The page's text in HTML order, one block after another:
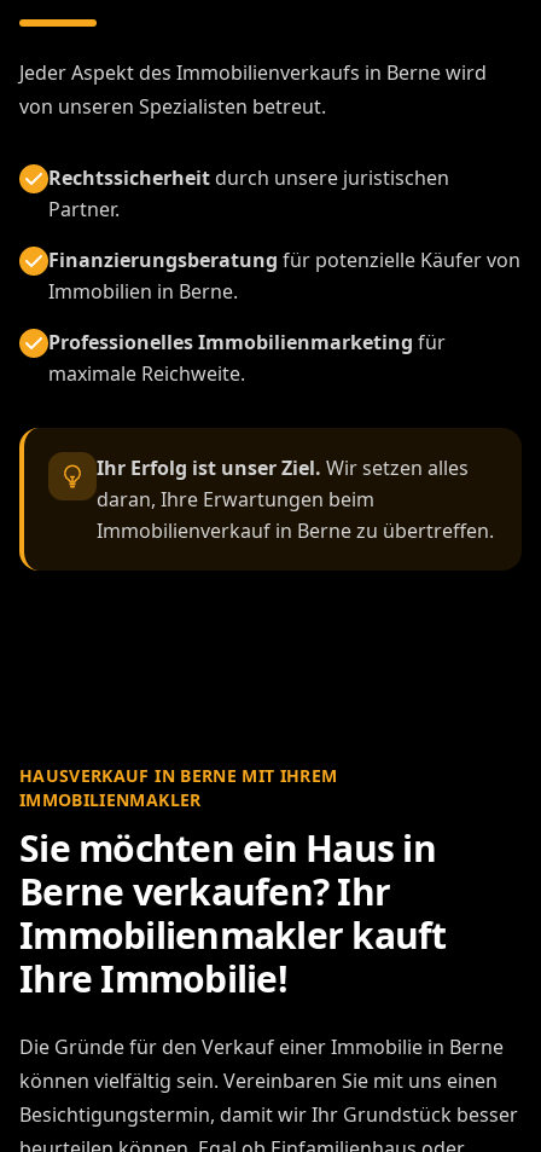
Jeder Aspekt des Immobilienverkaufs in Berne wird
von unseren Spezialisten betreut.
Rechtssicherheitdurch unsere juristischen
Partner.
Finanzierungsberatung für potenzielle Käufer von
Immobilien in Berne.
Professionelles Immobilienmarketing für
maximale Reichweite.
Ihr Erfolg ist unser Ziel. Wir setzen alles
daran, Ihre Erwartungen beim
Immobilienverkauf in Berne zu übertreffen.
HAUSVERKAUF IN BERNE MIT IHREM
IMMOBILIENMAKLER
Sie möchten ein Haus in
Berne verkaufen? Ihr
Immobilienmakler kauft
Ihre Immobilie!
Die Gründe für den Verkauf einer Immobilie in Berne
können vielfältig sein. Vereinbaren Sie mit uns einen
Besichtigungstermin, damit wir Ihr Grundstück besser